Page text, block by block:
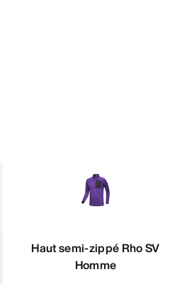
Haut semi-zippé Rho SV
Homme